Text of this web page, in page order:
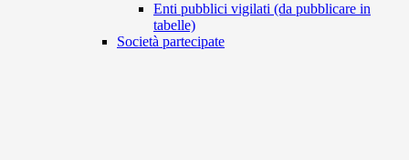
Enti pubblici vigilati (da pubblicare in
tabelle)
Società partecipate